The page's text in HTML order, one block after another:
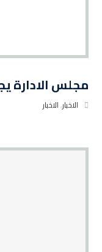
مجلس الادارة يجتمع في
الاخبار,الاخبار